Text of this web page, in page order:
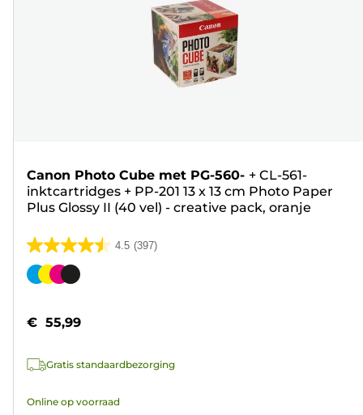
Canon Photo Cube met PG-560- + CL-561-
inktcartridges + PP-201 13 x 13 cm Photo Paper
Plus Glossy II (40 vel) - creative pack, oranje
4.5 (397)
4.5
van
sterren.
beoordelingen
Kleurencartridge
€ 55,99
Gratis standaardbezorging
Online op voorraad